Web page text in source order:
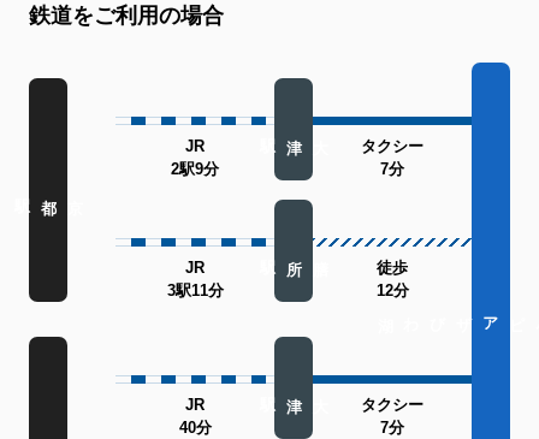
鉄道をご利用の場合
JR
2駅9分
タクシー
7分
JR
3駅11分
徒歩
12分
JR
40分
タクシー
7分